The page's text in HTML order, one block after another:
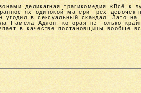
деликатная трагикомедия «Всё к
одинокой матери трех девочек-
в сексуальный скандал. Зато на
Памела Адлон, которая не только
в качестве постановщицы вообще